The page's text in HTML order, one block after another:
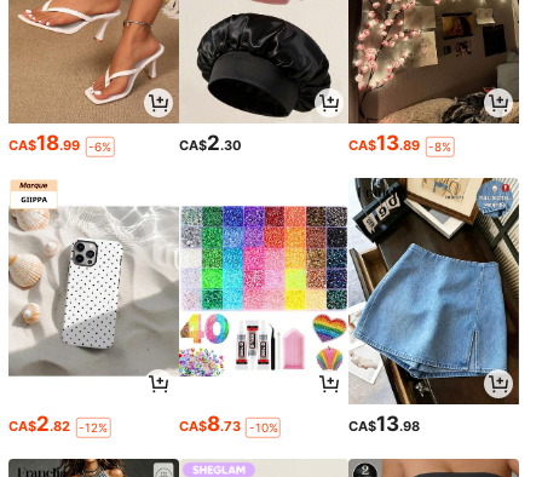
CA$18.99 -6% CA$2.30 CA$13.89 -8%
CA$2.82 -12% CA$8.73 -10% CA$13.98